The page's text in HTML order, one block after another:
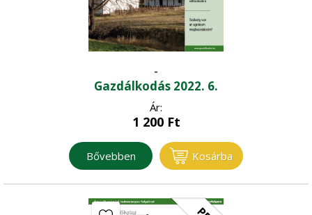
-
Gazdálkodás 2022. 6.
Ár:
1 200Ft
Bővebben Kosárba